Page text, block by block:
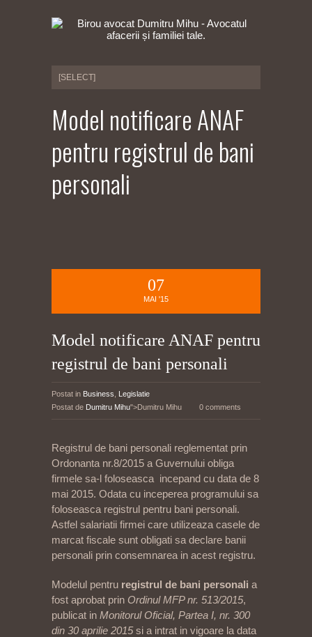
Model notificare ANAF
pentru registrul de bani
personali
07
MAI '15
Model notificare ANAF pentru
registrul de bani personali
Postat in Business
Legislatie
Postat de Dumitru Mihu">Dumitru Mihu 0 comments
Registrul de bani personali reglementat prin
Ordonanta nr.8/2015 a Guvernului obliga
firmele sa-l foloseasca incepand cu data de 8
mai 2015. Odata cu inceperea programului sa
foloseasca registrul pentru bani personali.
Astfel salariatii firmei care utilizeaza casele de
marcat fiscale sunt obligati sa declare banii
personali prin consemnarea in acest registru.
Modelul pentru registrul de bani personali a
fost aprobat prin Ordinul MFP nr. 513/2015,
publicat in Monitorul Oficial, Partea I, nr. 300
din 30 aprilie 2015si a intrat in vigoare la data